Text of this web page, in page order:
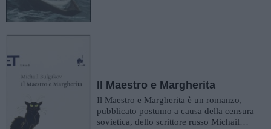
Il Maestro e Margherita
Il Maestro e Margherita è un romanzo,
pubblicato postumo a causa della censura
sovietica, dello scrittore russo Michail